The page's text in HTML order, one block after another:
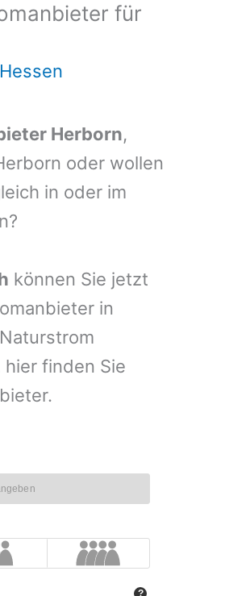
für
Herborn,
oder wollen
in oder im
können Sie jetzt
in
finden Sie